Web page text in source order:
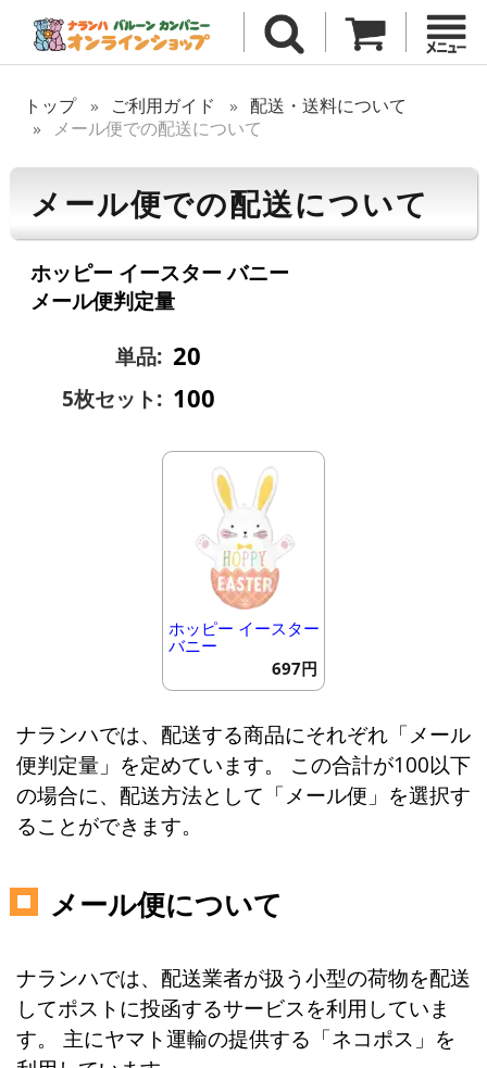
トップ ご利用ガイド
配送・送料について
メール便での配送について
メール便での配送について
ホッピー イースター バニー
メール便判定量
単品: 20
5枚セット: 100
ホッピー イースター
バニー
697円
ナランハでは、配送する商品にそれぞれ「メール
便判定量」を定めています。 この合計が100以下
の場合に、配送方法として「メール便」を選択す
ることができます。
メール便について
ナランハでは、配送業者が扱う小型の荷物を配送
してポストに投函するサービスを利用していま
す。 主にヤマト運輸の提供する「ネコポス」を